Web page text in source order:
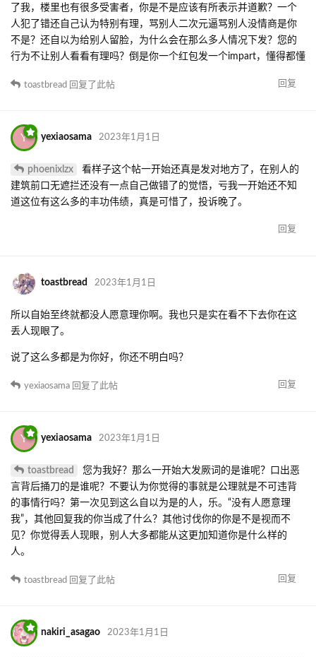
了我，楼里也有很多受害者，你是不是应该有所表示并道歉？一个
人犯了错还自己认为特别有理，骂别人二次元逼骂别人没情商是你
不是？还自以为给别人留脸，为什么会在那么多人情况下发？您的
行为不让别人看看有理吗？倒是你一个红包发一个impart，懂得都懂
回复
toastbread 回复了此帖
Y yexiaosama 2023年1月1日
phoenixlzx
看样子这个帖一开始还真是发对地方了，在别人的
建筑前口无遮拦还没有一点自己做错了的觉悟，亏我一开始还不知
道这位有这么多的丰功伟绩，真是可惜了，投诉晚了。
回复
toastbread 2023年1月1日
所以自始至终就都没人愿意理你啊。我也只是实在看不下去你在这
丢人现眼了。
说了这么多都是为你好，你还不明白吗？
回复
yexiaosama 回复了此帖
Y yexiaosama 2023年1月1日
toastbread
您为我好？那么一开始大发厥词的是谁呢？口出恶
言背后捅刀的是谁呢？不要认为你觉得的事就是公理就是不可违背
的事情行吗？第一次见到这么自以为是的人，乐。“没有人愿意理
我”，其他回复我的你当成了什么？其他讨伐你的你是不是视而不
见？你觉得丢人现眼，别人大多都能从这更加知道你是什么样的
人。
回复
toastbread 回复了此帖
nakiri_asagao 2023年1月1日